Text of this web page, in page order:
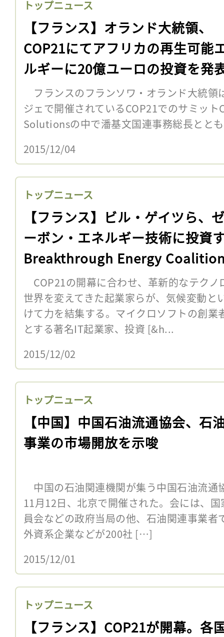
トップニュース
【フランス】オランド大統領、
COP21にてアフリカの再生可能
ルギーに20億ユーロの投資を発
フランスのフランソワ・オランド大統領
ジェで開催されているCOP21でのサミッ
Solutionsの中で潘基文国連事務総長とと
2015/12/04
トップニュース
【フランス】ビル・ゲイツら、
ーボン・エネルギー技術に投資
Breakthrough Energy
足
COP21の開幕に合わせ、革新的なテク
世界を変えてきた起業家らが、気候変動と
けて力を結集する。マイクロソフトの創
とする著名IT起業家、投資 [&h...
2015/12/02
トップニュース
【中国】中国石油流通協会、石
事業の市場開放を示唆
中国の石油関連機関が集う中国石油流通
11月12日、北京で開催された。会には、
員会などの政府当局の他、石油関連事業
外資系企業などが200社 […]
2015/12/01
トップニュース
【フランス】COP21が開幕。各